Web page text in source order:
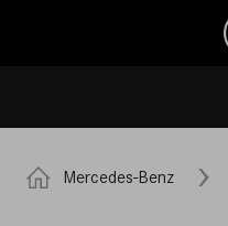
Mercedes-Benz